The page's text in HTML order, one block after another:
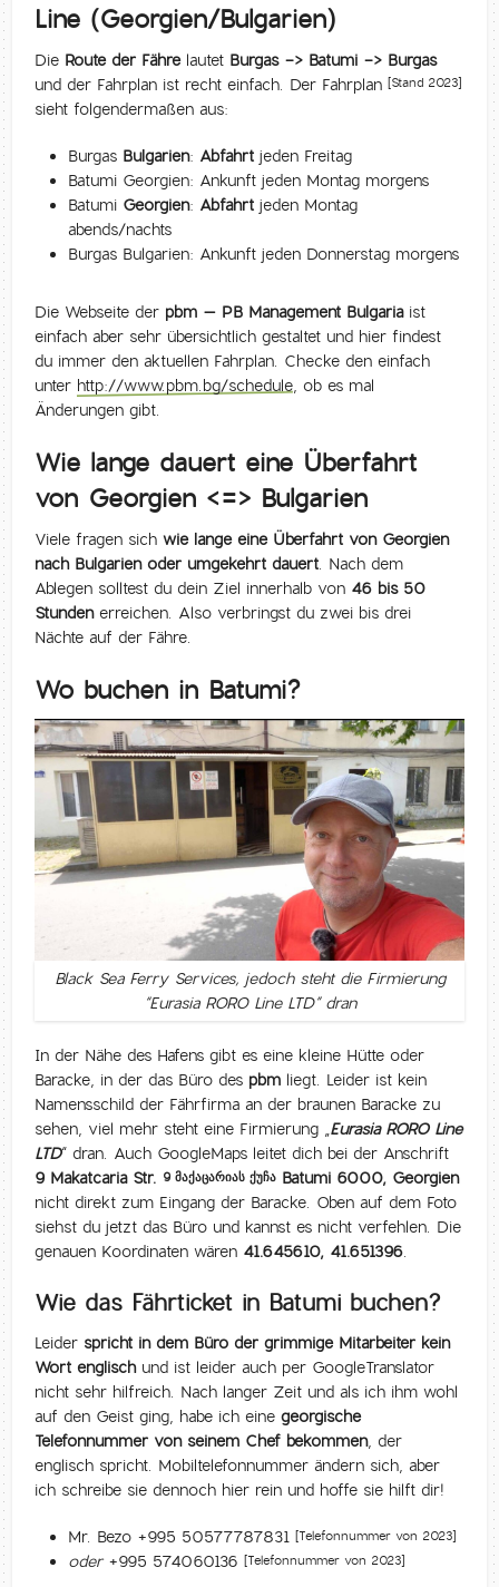
Line (Georgien/Bulgarien)
Die Route der Fährelautet Burgas -> Batumi -> Burgas
und der Fahrplan ist recht einfach. Der Fahrplan [Stand 2023]
sieht folgendermaßen aus:
Burgas Bulgarien: Abfahrt jeden Freitag
Batumi Georgien: Ankunft jeden Montag morgens
Batumi Georgien: Abfahrt jeden Montag
abends/nachts
Burgas Bulgarien: Ankunft jeden Donnerstag morgens
Die Webseite der pbm – PB Management Bulgariaist
einfach aber sehr übersichtlich gestaltet und hier findest
du immer den aktuellen Fahrplan. Checke den einfach
unter http://www.pbm.bg/schedule, ob es mal
Änderungen gibt.
Wie lange dauert eine Überfahrt
von Georgien <=> Bulgarien
Viele fragen sichwie lange eine Überfahrt von Georgien
nach Bulgarien oder umgekehrt dauert. Nach dem
Ablegen solltest du dein Ziel innerhalb von 46 bis 50
Stundenerreichen. Also verbringst du zwei bis drei
Nächte auf der Fähre.
Wo buchen in Batumi?
Black Sea Ferry Services, jedoch steht die Firmierung
“Eurasia RORO Line LTD” dran
In der Nähe des Hafens gibt es eine kleine Hütte oder
Baracke, in der das Büro des pbm liegt. Leider ist kein
Namensschild der Fährfirma an der braunen Baracke zu
sehen, viel mehr steht eine Firmierung „Eurasia RORO Line
LTD“ dran. Auch GoogleMaps leitet dich bei der Anschrift
9 Makatcaria Str. 9 მაქაცარიას ქუჩა Batumi 6000, Georgien
nicht direkt zum Eingang der Baracke. Oben auf dem Foto
siehst du jetzt das Büro und kannst es nicht verfehlen. Die
genauen Koordinaten wären 41.645610, 41.651396.
Wie das Fährticket in Batumi buchen?
Leider spricht in dem Büro der grimmige Mitarbeiter kein
Wort englischund ist leider auch per GoogleTranslator
nicht sehr hilfreich. Nach langer Zeit und als ich ihm wohl
auf den Geist ging, habe ich einegeorgische
Telefonnummer von seinem Chef bekommen, der
englisch spricht. Mobiltelefonnummer ändern sich, aber
ich schreibe sie dennoch hier rein und hoffe sie hilft dir!
Mr. Bezo ‭+995 50577787831‬ [Telefonnummer von 2023]
oder‭+995 574060136‬ [Telefonnummer von 2023]